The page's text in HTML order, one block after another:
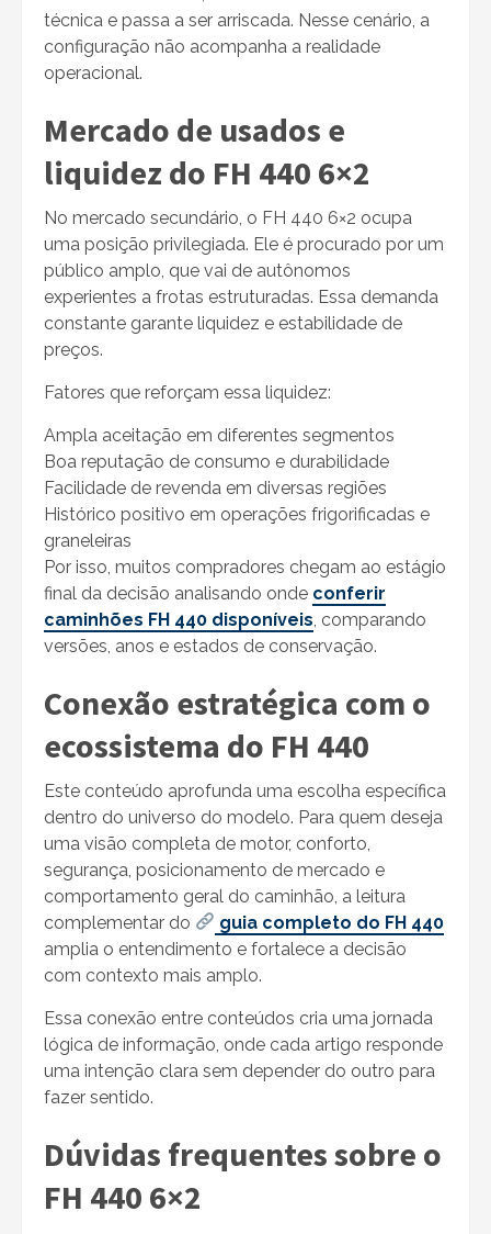
técnica e passa a ser arriscada. Nesse cenário, a
configuração não acompanha a realidade
operacional.
Mercado de usados e
liquidez do FH 440 6×2
No mercado secundário, o FH 440 6×2 ocupa
uma posição privilegiada. Ele é procurado por um
público amplo, que vai de autônomos
experientes a frotas estruturadas. Essa demanda
constante garante liquidez e estabilidade de
preços.
Fatores que reforçam essa liquidez:
Ampla aceitação em diferentes segmentos
Boa reputação de consumo e durabilidade
Facilidade de revenda em diversas regiões
Histórico positivo em operações frigorificadas e
graneleiras
Por isso, muitos compradores chegam ao estágio
final da decisão analisando onde conferir
caminhões FH 440 disponíveis, comparando
versões, anos e estados de conservação.
Conexão estratégica com o
ecossistema do FH 440
Este conteúdo aprofunda uma escolha específica
dentro do universo do modelo. Para quem deseja
uma visão completa de motor, conforto,
segurança, posicionamento de mercado e
comportamento geral do caminhão, a leitura
complementar do
guia completo do FH 440
amplia o entendimento e fortalece a decisão
com contexto mais amplo.
Essa conexão entre conteúdos cria uma jornada
lógica de informação, onde cada artigo responde
uma intenção clara sem depender do outro para
fazer sentido.
Dúvidas frequentes sobre o
FH 440 6×2